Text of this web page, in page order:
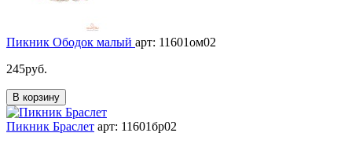
Пикник Ободок малый арт: 11601ом02
245руб.
В корзину
Пикник Браслет арт: 11601бр02